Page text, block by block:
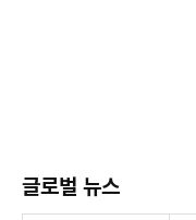
글로벌 뉴스